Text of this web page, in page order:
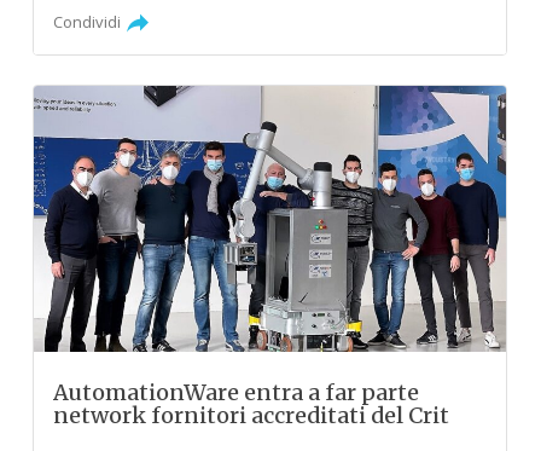
Condividi
AutomationWare entra a far parte
network fornitori accreditati del Crit